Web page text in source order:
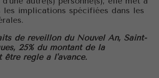
les implications spécifiées dans les
de réveillon du Nouvel An, Saint-
25% du montant de la
être réglé à l'avance.